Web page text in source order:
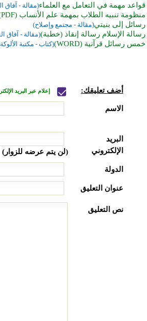
قواعد مهمة في التعامل مع العلماء(مقالة - آفاق
منظومة تنبيه الطلاب بمهمة علم الأنساب (PDF)
رسائل إلى بنيتي(مقالة - مجتمع وإصلاح)
رسالة الإسلام رسالة إنقاذ (خطبة)(مقالة - آفاق
خمس رسائل قرآنية (WORD) (كتاب - مكتبة
أضف تعليقك: إعلام عبر البريد
الاسم
البريد
الإلكتروني
(لن يتم عرضه للزوار)
الدولة
عنوان التعليق
نص التعليق